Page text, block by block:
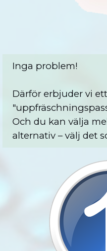
Inga problem!
Därför erbjuder vi ett
Och du kan välja
alternativ – välj det